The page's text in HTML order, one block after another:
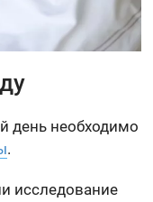
день необходимо
.
исследование